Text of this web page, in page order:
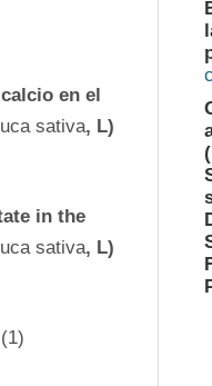
en el
sativa, L)
in the
sativa, L)